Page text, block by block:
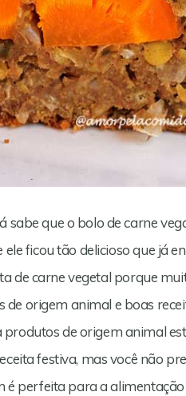
sabe que o bolo de carne
ficou tão delicioso que já
de carne vegetal porque
origem animal e boas
de origem animal
festiva, mas você não
perfeita para a alimentação